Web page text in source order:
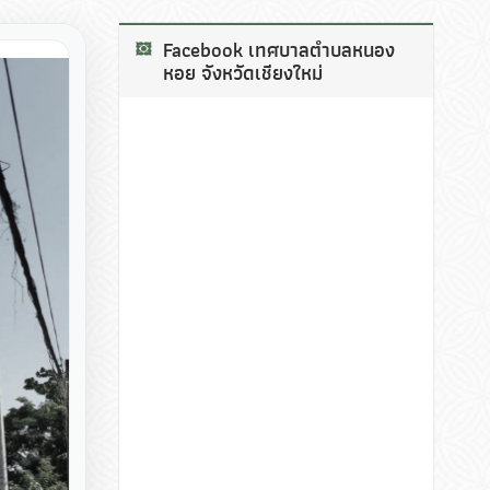
Facebook เทศบาลตำบลหนอง
หอย จังหวัดเชียงใหม่